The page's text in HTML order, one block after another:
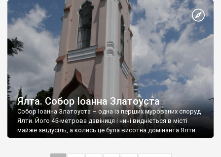
Ялта. Собор Іоанна Златоуста
Собор Іоанна Златоуста – одна із перших мурованих споруд
Ялти. Його 45-метрова дзвіниця і нині видніється в місті
майже звідусіль, а колись це була висотна домінанта Ялти.